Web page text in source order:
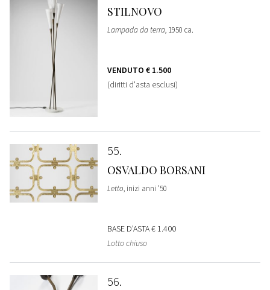
STILNOVO
Lampada da terra, 1950 ca.
VENDUTO € 1.500
(diritti d'asta esclusi)
55
OSVALDO BORSANI
Letto, inizi anni '50
BASE D'ASTA€ 1.400
Lotto chiuso
56